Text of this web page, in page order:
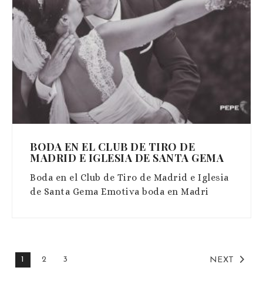
BODA EN EL CLUB DE TIRO DE
MADRID E IGLESIA DE SANTA GEMA
Boda en el Club de Tiro de Madrid e Iglesia
de Santa Gema Emotiva boda en Madri
1 2 3 NEXT